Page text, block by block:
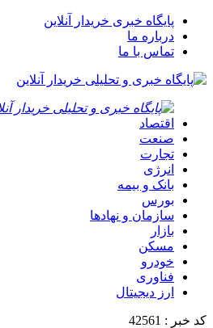
پایگاه خبری خریدار آنلاین
درباره ما
تماس با ما
اقتصاد
صنعت
تجارت
انرژی
بانک و بیمه
بورس
سازمان و نهادها
بازار
مسکن
خودرو
فناوری
ارز دیجیتال
کد خبر : 42561